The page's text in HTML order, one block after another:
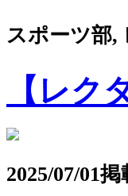
スポーツ部,
【レク
2025/07/01掲